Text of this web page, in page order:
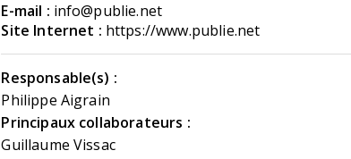
E-mail : info@publie.net
Site Internet : https://www.publie.net
Responsable(s) :
Philippe Aigrain
Principaux collaborateurs :
Guillaume Vissac